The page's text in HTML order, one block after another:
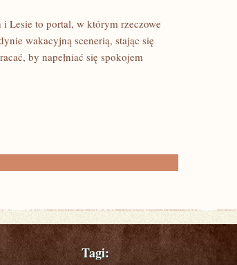
Lesie to portal, w którym rzeczowe
wakacyjną scenerią, stając się
by napełniać się spokojem
Tagi: